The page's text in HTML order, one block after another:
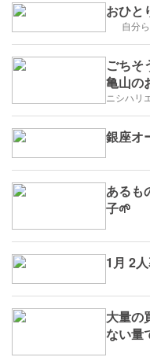
おひと
自分
ごちそ
亀山の
銀座オ
あるも
子🌱
1月 2
大量の
ない